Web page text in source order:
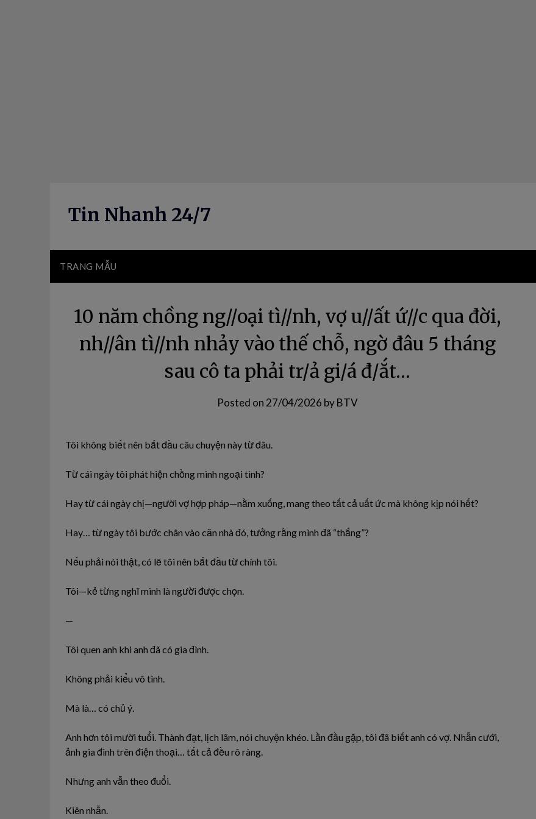
Tin Nhanh 24/7
TRANG MẪU
10 năm chồng ng//oại tì//nh, vợ u//ất ứ//c qua đời,
nh//ân tì//nh nhảy vào thế chỗ, ngờ đâu 5 tháng
sau cô ta phải tr/ả gi/á đ/ắt…
Posted on 27/04/2026 byBTV
Tôi không biết nên bắt đầu câu chuyện này từ đâu.
Từ cái ngày tôi phát hiện chồng mình ngoại tình?
Hay từ cái ngày chị—người vợ hợp pháp—nằm xuống, mang theo tất cả uất ức mà không kịp nói hết?
Hay… từ ngày tôi bước chân vào căn nhà đó, tưởng rằng mình đã “thắng”?
Nếu phải nói thật, có lẽ tôi nên bắt đầu từ chính tôi.
Tôi—kẻ từng nghĩ mình là người được chọn.
—
Tôi quen anh khi anh đã có gia đình.
Không phải kiểu vô tình.
Mà là… có chủ ý.
Anh hơn tôi mười tuổi. Thành đạt, lịch lãm, nói chuyện khéo. Lần đầu gặp, tôi đã biết anh có vợ. Nhẫn cưới,
ảnh gia đình trên điện thoại… tất cả đều rõ ràng.
Nhưng anh vẫn theo đuổi.
Kiên nhẫn.